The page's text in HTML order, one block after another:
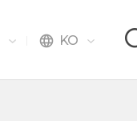
language KO